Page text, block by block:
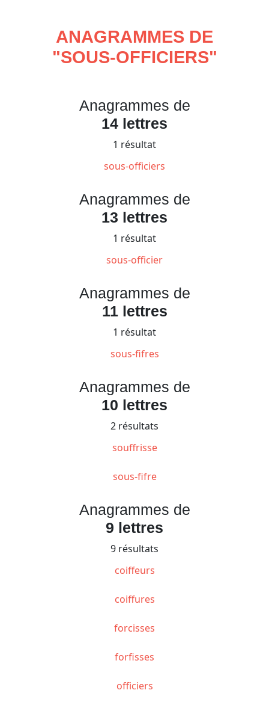
ANAGRAMMES DE
"SOUS-OFFICIERS"
Anagrammes de
14 lettres
1 résultat
sous-officiers
Anagrammes de
13 lettres
1 résultat
sous-officier
Anagrammes de
11 lettres
1 résultat
sous-fifres
Anagrammes de
10 lettres
2 résultats
souffrisse
sous-fifre
Anagrammes de
9 lettres
9 résultats
coiffeurs
coiffures
forcisses
forfisses
officiers